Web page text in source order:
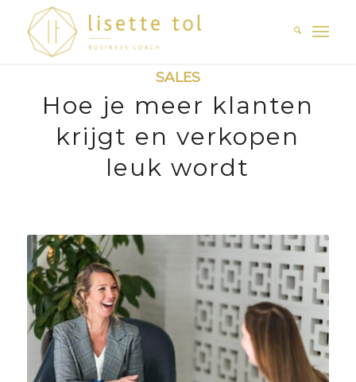
SALES
Hoe je meer klanten
krijgt en verkopen
leuk wordt